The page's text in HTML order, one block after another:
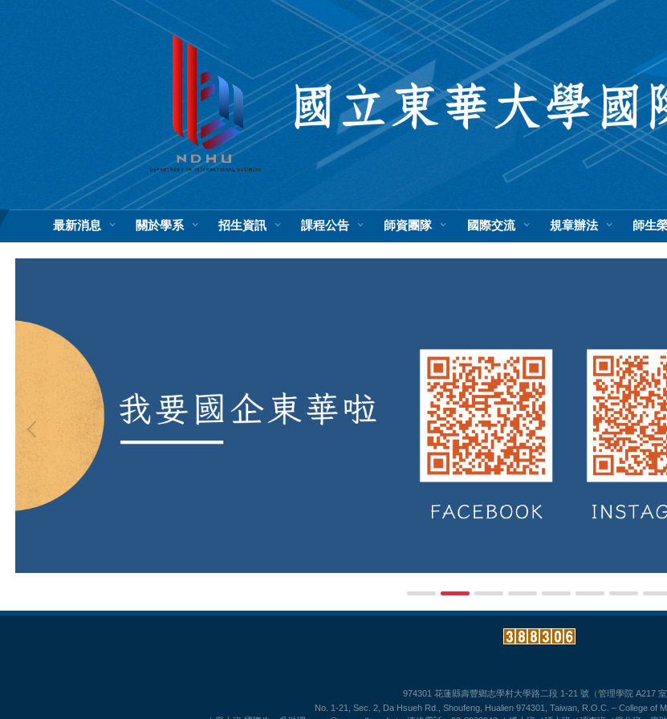
最新消息 關於學系 招生資訊 課程公告 師資團隊 國際交流 規章辦法 師生
974301 花蓮縣壽豐鄉志學村大學路二段 1-21 號（管理學院 A217 室
No. 1-21, Sec. 2, Da Hsueh Rd., Shoufeng, Hualien 974301, Taiwan, R.O.C. – College of